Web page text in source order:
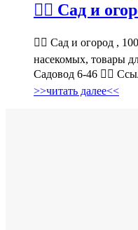
💁‍♂ Сад и
💁‍♂ Сад и огород ,
насекомых, товары
Садовод 6-46 👉🏻
>>читать далее<<